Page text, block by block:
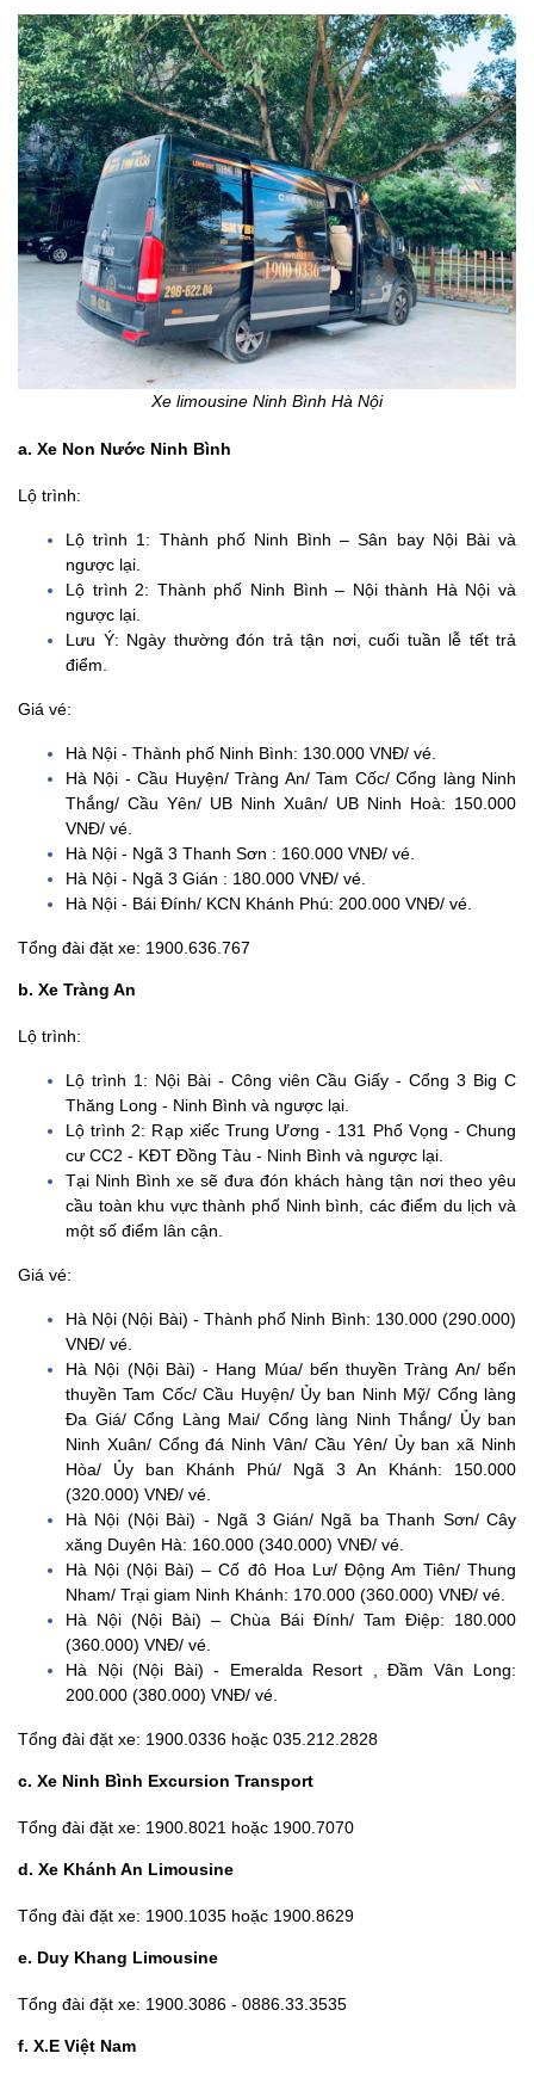
Xe limousine Ninh Bình Hà Nội
a. Xe Non Nước Ninh Bình
Lộ trình:
Lộ trình 1: Thành phố Ninh Bình – Sân bay Nội Bài và
ngược lại.
Lộ trình 2: Thành phố Ninh Bình – Nội thành Hà Nội và
ngược lại.
Lưu Ý: Ngày thường đón trả tận nơi, cuối tuần lễ tết trả
điểm.
Giá vé:
Hà Nội - Thành phố Ninh Bình: 130.000 VNĐ/ vé.
Hà Nội - Cầu Huyện/ Tràng An/ Tam Cốc/ Cổng làng Ninh
Thắng/ Cầu Yên/ UB Ninh Xuân/ UB Ninh Hoà: 150.000
VNĐ/ vé.
Hà Nội - Ngã 3 Thanh Sơn : 160.000 VNĐ/ vé.
Hà Nội - Ngã 3 Gián : 180.000 VNĐ/ vé.
Hà Nội - Bái Đính/ KCN Khánh Phú: 200.000 VNĐ/ vé.
Tổng đài đặt xe: 1900.636.767
b. Xe Tràng An
Lộ trình:
Lộ trình 1: Nội Bài - Công viên Cầu Giấy - Cổng 3 Big C
Thăng Long - Ninh Bình và ngược lại.
Lộ trình 2: Rạp xiếc Trung Ương - 131 Phố Vọng - Chung
cư CC2 - KĐT Đồng Tàu - Ninh Bình và ngược lại.
Tại Ninh Bình xe sẽ đưa đón khách hàng tận nơi theo yêu
cầu toàn khu vực thành phố Ninh bình, các điểm du lịch và
một số điểm lân cận.
Giá vé:
Hà Nội (Nội Bài) - Thành phố Ninh Bình: 130.000 (290.000)
VNĐ/ vé.
Hà Nội (Nội Bài) - Hang Múa/ bến thuyền Tràng An/ bến
thuyền Tam Cốc/ Cầu Huyện/ Ủy ban Ninh Mỹ/ Cổng làng
Đa Giá/ Cổng Làng Mai/ Cổng làng Ninh Thắng/ Ủy ban
Ninh Xuân/ Cổng đá Ninh Vân/ Cầu Yên/ Ủy ban xã Ninh
Hòa/ Ủy ban Khánh Phú/ Ngã 3 An Khánh: 150.000
(320.000) VNĐ/ vé.
Hà Nội (Nội Bài) - Ngã 3 Gián/ Ngã ba Thanh Sơn/ Cây
xăng Duyên Hà: 160.000 (340.000) VNĐ/ vé.
Hà Nội (Nội Bài) – Cố đô Hoa Lư/ Động Am Tiên/ Thung
Nham/ Trại giam Ninh Khánh: 170.000 (360.000) VNĐ/ vé.
Hà Nội (Nội Bài) – Chùa Bái Đính/ Tam Điệp: 180.000
(360.000) VNĐ/ vé.
Hà Nội (Nội Bài) - Emeralda Resort , Đầm Vân Long:
200.000 (380.000) VNĐ/ vé.
Tổng đài đặt xe: 1900.0336 hoặc 035.212.2828
c. Xe Ninh Bình Excursion Transport
Tổng đài đặt xe: 1900.8021 hoặc 1900.7070
d. Xe Khánh An Limousine
Tổng đài đặt xe: 1900.1035 hoặc 1900.8629
e. Duy Khang Limousine
Tổng đài đặt xe: 1900.3086 - 0886.33.3535
f. X.E Việt Nam